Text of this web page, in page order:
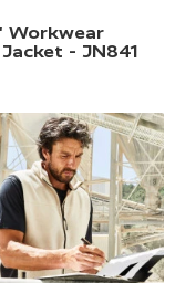
Workwear
- JN841